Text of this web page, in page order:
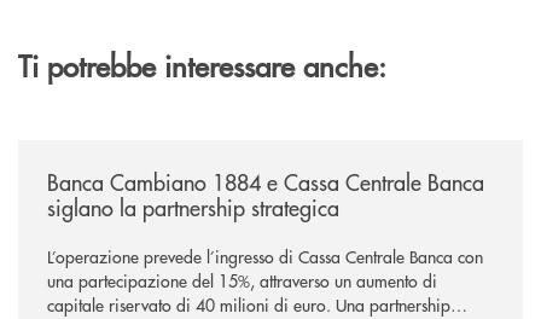
Ti potrebbe interessare anche:
Banca Cambiano 1884 e Cassa Centrale Banca
siglano la partnership strategica
L’operazione prevede l’ingresso di Cassa Centrale Banca con
una partecipazione del 15%, attraverso un aumento di
capitale riservato di 40 milioni di euro. Una partnership